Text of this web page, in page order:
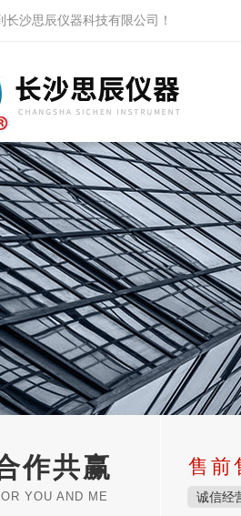
长沙思辰仪器科技有限公司 ！
作共赢
YOU AND ME
售前
诚信经